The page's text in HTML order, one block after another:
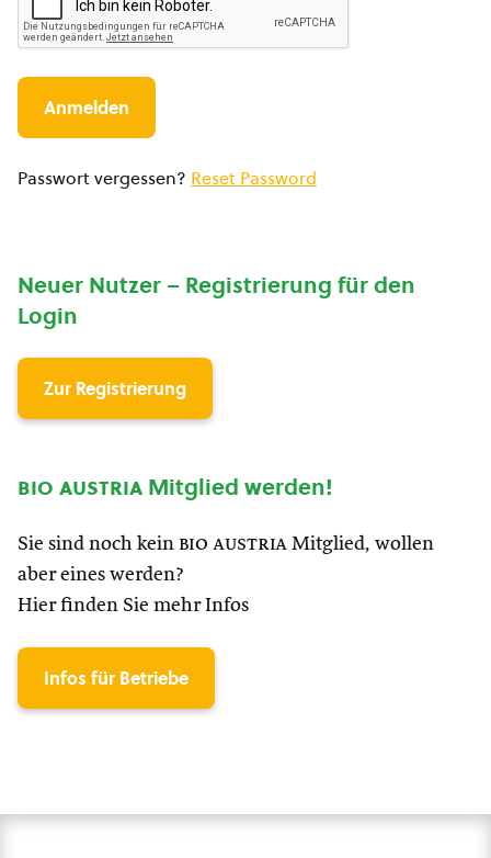
Passwort vergessen? Reset Password
Neuer Nutzer – Registrierung für den
Login
Zur Registrierung
bio austria Mitglied werden!
Sie sind noch kein bio austria Mitglied, wollen
aber eines werden?
Hier finden Sie mehr Infos
Infos für Betriebe